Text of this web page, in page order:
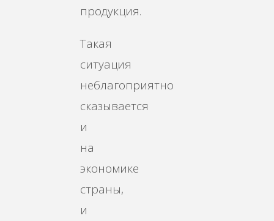
продукция.
Такая
ситуация
неблагоприятно
сказывается
и
на
экономике
страны,
и